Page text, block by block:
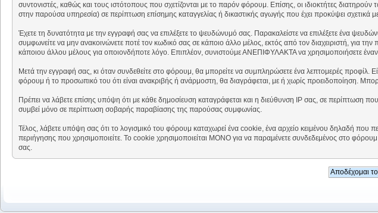
συντονιστές, καθώς και τους ιστότοπους που σχετίζονται με το παρόν φόρουμ. Επίσης, οι ιδιοκτήτες
στην παρούσα υπηρεσία) σε περίπτωση επίσημης καταγγελίας ή δικαστικής αγωγής που έχει προκύψει σχετικά
Έχετε τη δυνατότητα με την εγγραφή σας να επιλέξετε το ψευδώνυμό σας. Παρακαλείστε να επιλέξετε ένα
συμφωνείτε να μην ανακοινώνετε ποτέ τον κωδικό σας σε κάποιο άλλο μέλος, εκτός από τον διαχειριστή, για
κάποιου άλλου μέλους για οποιονδήποτε λόγο. Επιπλέον, συνιστούμε ΑΝΕΠΙΦΥΛΑΚΤΑ να χρησιμοποιήσετε
Μετά την εγγραφή σας, κι όταν συνδεθείτε στο φόρουμ, θα μπορείτε να συμπληρώσετε ένα λεπτομερές προφίλ.
φόρουμ ή το προσωπικό του ότι είναι ανακριβής ή ανάρμοστη, θα διαγράφεται, με ή χωρίς προειδοποίηση.
Πρέπει να λάβετε επίσης υπόψη ότι με κάθε δημοσίευση καταγράφεται και η διεύθυνση IP σας, σε περίπτωση
συμβεί μόνο σε περίπτωση σοβαρής παραβίασης της παρούσας συμφωνίας.
Τέλος, λάβετε υπόψη σας ότι το λογισμικό του φόρουμ καταχωρεί ένα cookie, ένα αρχείο κειμένου δηλαδή
περιήγησης που χρησιμοποιείτε. Το cookie χρησιμοποιείται ΜΟΝΟ για να παραμένετε συνδεδεμένος στο
σας.